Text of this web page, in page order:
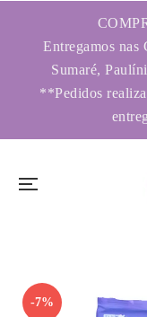
Entregamos nas
Sumaré,
**Pedidos
-7%